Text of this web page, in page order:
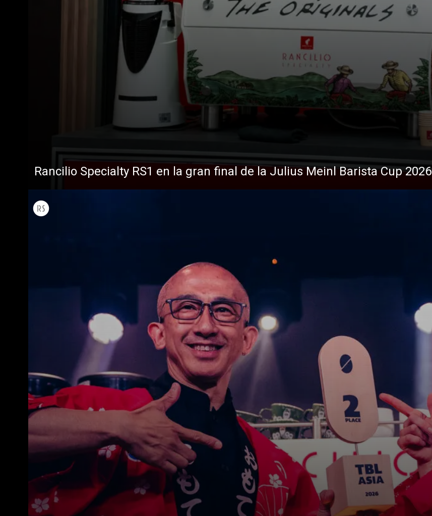
Rancilio Specialty RS1 en la gran final de la Julius Meinl Barista Cup 2026